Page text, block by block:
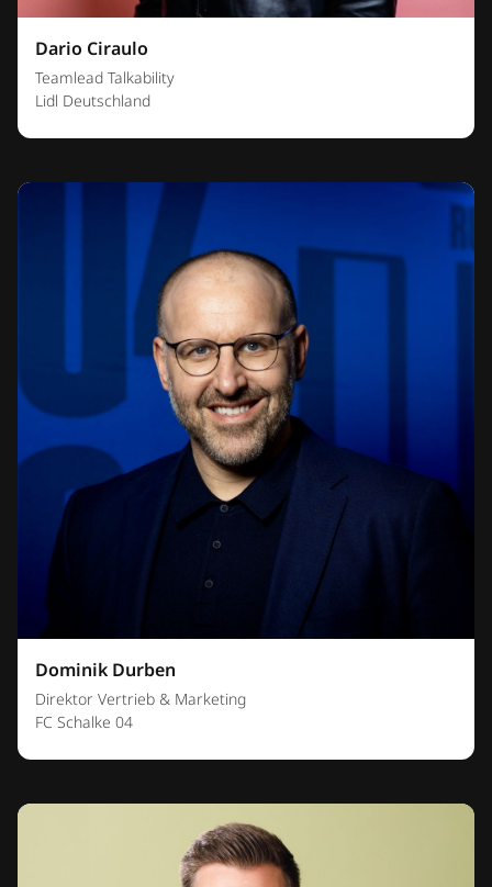
Dario Ciraulo
Teamlead Talkability
Lidl Deutschland
Dominik Durben
Direktor Vertrieb & Marketing
FC Schalke 04